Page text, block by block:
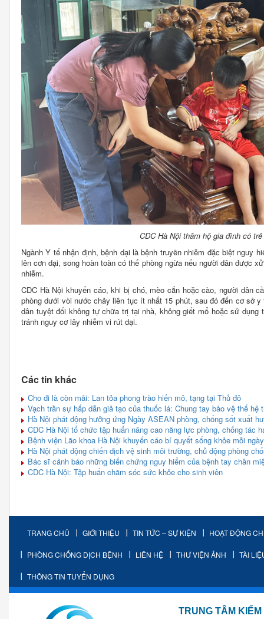
CDC Hà Nội thăm hộ gia đình có
Ngành Y tế nhận định, bệnh dại là bệnh truyền nhiễm đặc biệt nguy
lên cơn dại, song hoàn toàn có thể phòng ngừa nếu người dân được
nhiễm.
CDC Hà Nội khuyến cáo, khi bị chó, mèo cắn hoặc cào, người dân
phòng dưới vòi nước chảy liên tục ít nhất 15 phút, sau đó đến cơ sở
dân tuyệt đối không tự chữa trị tại nhà, không giết mổ hoặc sử dụng
tránh nguy cơ lây nhiễm vi rút dại.
Các tin khác
Cho đi là còn mãi: Lan tỏa phong trào hiến mô, tạng tại Thủ đô
Vạch trần sự hấp dẫn giả tạo của thuốc lá: Chung tay bảo vệ thế hệ
Hà Nội phát động hưởng ứng Ngày ASEAN phòng, chống sốt xuất
CDC Hà Nội tổ chức tập huấn nâng cao năng lực phòng, chống tác
Bệnh viện Lão khoa Hà Nội khuyến cáo bí quyết sống khỏe mỗi
Hà Nội phát động chiến dịch vệ sinh môi trường, chủ động phòng
Bác sĩ cảnh báo những biến chứng nguy hiểm của bệnh tay chân
CDC Hà Nội: Tập huấn chăm sóc sức khỏe cho sinh viên
TRANG CHỦ GIỚI THIỆU TIN TỨC – SỰ KIỆN HOẠT ĐỘNG
PHÒNG CHỐNG DỊCH BỆNH LIÊN HỆ THƯ VIỆN ẢNH TÀI
THÔNG TIN TUYỂN DỤNG
TRUNG TÂM KIỂM SOÁT